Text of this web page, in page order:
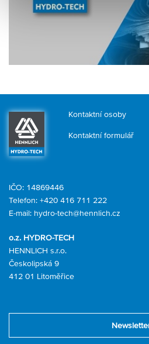
Kontaktní osoby
Kontaktní formulář
o.z. HYDRO-TECH
HENNLICH s.r.o.
Českolipská 9
412 01 Litoměřice
IČO: 14869446
Telefon: +420 416 711 222
E-mail: hydro-tech@hennlich.cz